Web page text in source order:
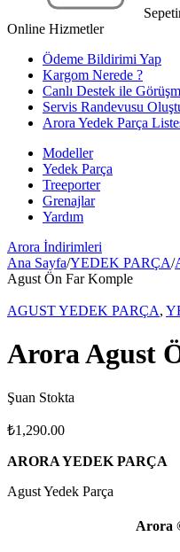
Online Hizmetler
Ödeme Bildirimi Yap
Kargom Nerede ?
Canlı Destek ile
Servis Randevusu
Arora Yedek Parça
Modeller
Yedek Parça
Treeporter
Grenajlar
Yardım
Arora İndirimleri
Ana Sayfa/YEDEK PARÇA/
Agust Ön Far Komple
AGUST YEDEK PARÇA,
Arora Agust
Şuan Stokta
₺1,290.00
ARORA YEDEK PARÇA
Agust Yedek Parça
Arora